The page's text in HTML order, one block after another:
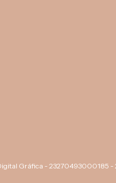
Gráfica - 23270493000185 -